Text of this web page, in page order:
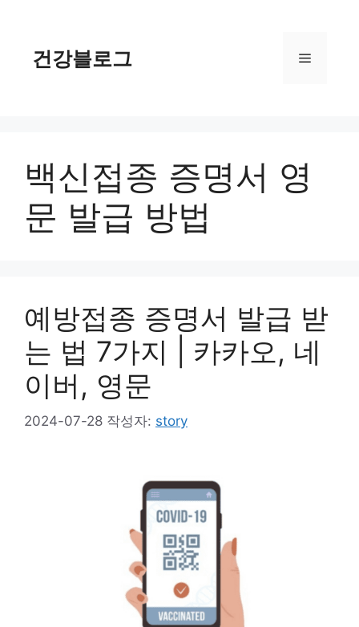
건강블로그 메
백신접종 증명서 영
문 발급 방법
예방접종 증명서 발급 받
는 법 7가지 | 카카오, 네
이버, 영문
2024-07-28 작성자: story